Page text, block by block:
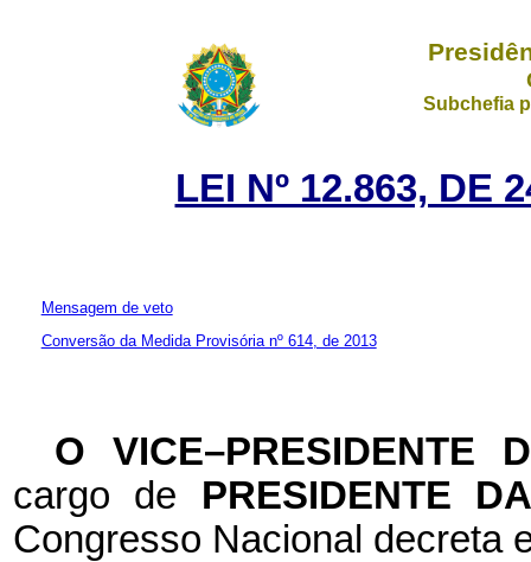
Subchefia
LEI Nº 12.863, DE
Mensagem de veto
Conversão da Medida Provisória nº 614, de 2013
O VICE–PRESIDENTE
cargo de PRESIDENTE
Congresso Nacional decreta